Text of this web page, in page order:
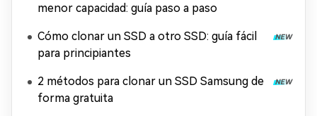
menor capacidad: guía paso a paso
Cómo clonar un SSD a otro SSD: guía fácil
para principiantes
2 métodos para clonar un SSD Samsung de
forma gratuita